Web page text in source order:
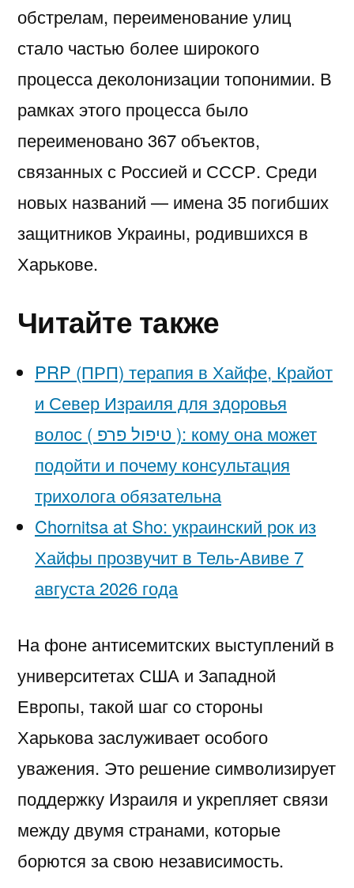
обстрелам, переименование улиц
стало частью более широкого
процесса деколонизации топонимии. В
рамках этого процесса было
переименовано 367 объектов,
связанных с Россией и СССР. Среди
новых названий — имена 35 погибших
защитников Украины, родившихся в
Харькове.
Читайте также
PRP (ПРП) терапия в Хайфе, Крайот
и Север Израиля для здоровья
волос ( טיפול פרפ ): кому она может
подойти и почему консультация
трихолога обязательна
Chornitsa at Sho: украинский рок из
Хайфы прозвучит в Тель-Авиве 7
августа 2026 года
На фоне антисемитских выступлений в
университетах США и Западной
Европы, такой шаг со стороны
Харькова заслуживает особого
уважения. Это решение символизирует
поддержку Израиля и укрепляет связи
между двумя странами, которые
борются за свою независимость.